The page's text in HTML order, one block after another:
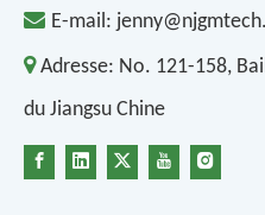
 E-mail:
 Adresse: No. 121-158,
du Jiangsu Chine